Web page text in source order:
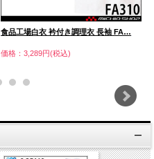
食品工場白衣 衿付き調理衣 長袖 FA…
価格：3,289円(税込)